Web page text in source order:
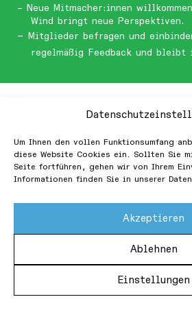
Um Ihnen den vollen Funktionsumfang
diese Website Cookies ein. Sollten Sie
Seite fortführen, gehen wir von Ihrem
Informationen finden Sie in unserer
Akzeptieren
Ablehnen
Einstellungen
Neue Mitmacher:innen
Wind bringt neue Perspektiven.
Mitglieder befragen und
regelmäßig Feedback und bleibt